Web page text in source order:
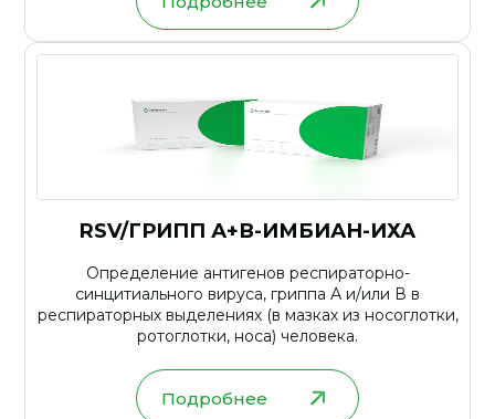
RSV/ГРИПП А+В-ИМБИАН-ИХА
Определение антигенов респираторно-
синцитиального вируса, гриппа А и/или В в
респираторных выделениях (в мазках из носоглотки,
ротоглотки, носа) человека.
Подробнее